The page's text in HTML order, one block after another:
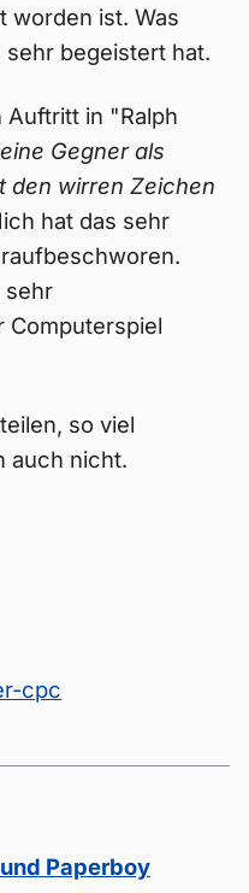
worden ist. Was
sehr begeistert hat.
Auftritt in "Ralph
Gegner als
den wirren Zeichen
hat das sehr
sehr
Computerspiel
so viel
auch nicht.
cpc
Paperboy